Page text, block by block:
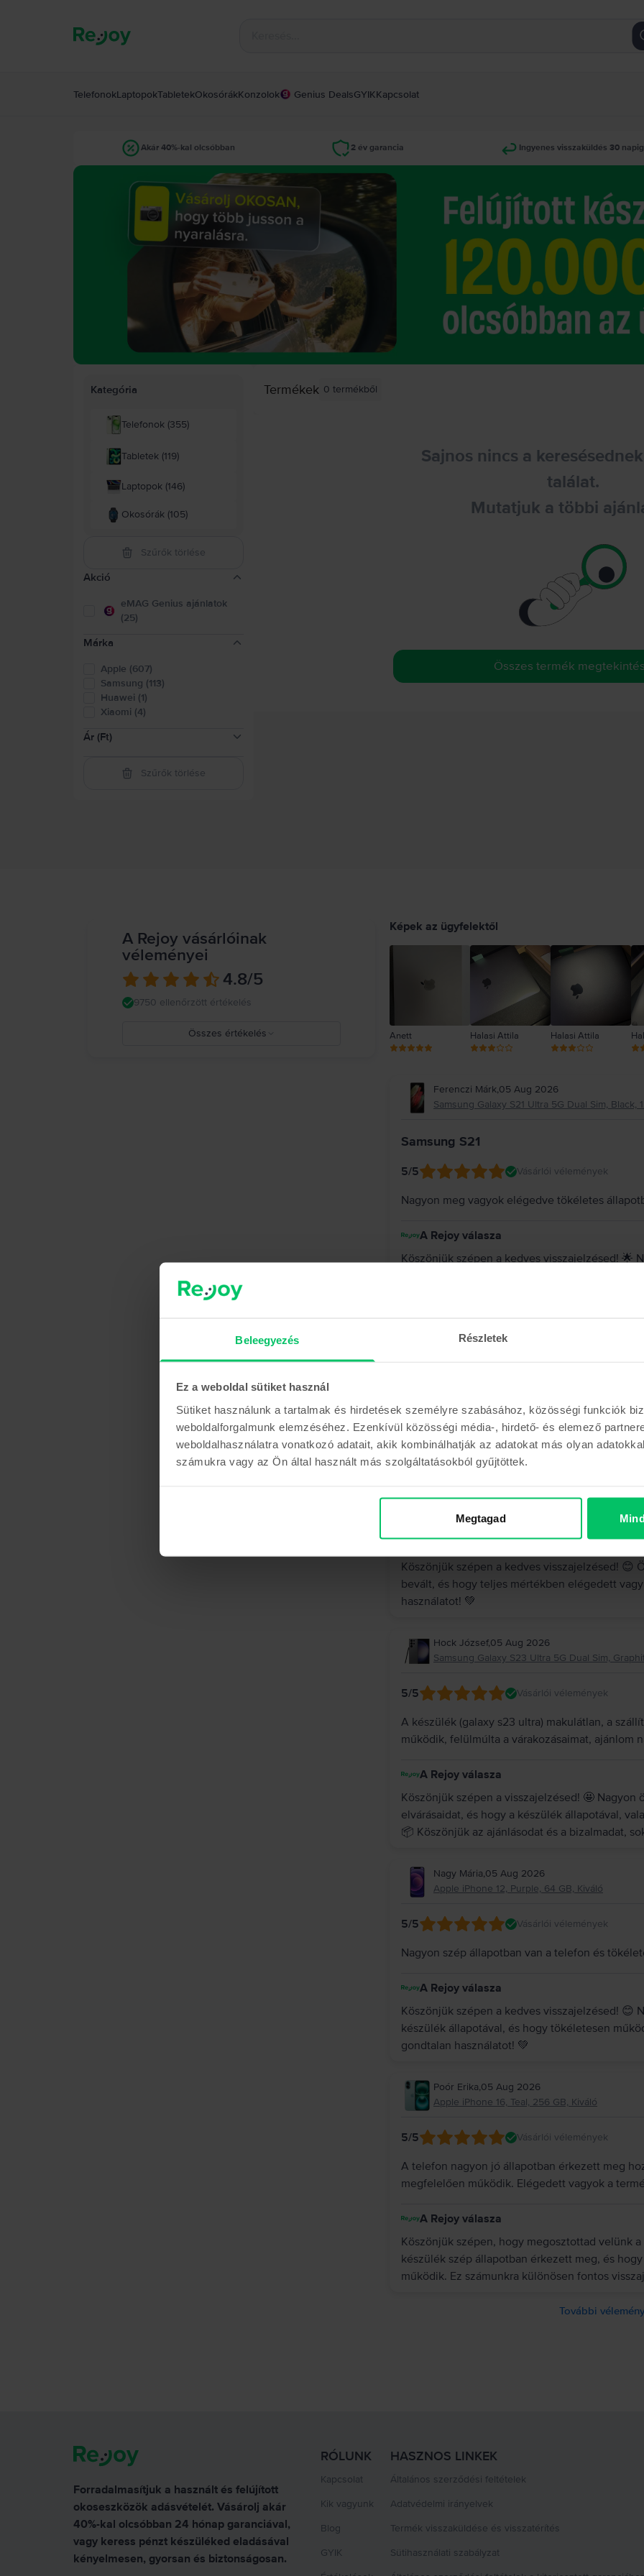
Beleegyezés Részletek
Ez a weboldal sütiket használ
Sütiket használunk a tartalmak és hirdetések személyre szabásához, közösségi funkciók
weboldalforgalmunk elemzéséhez. Ezenkívül közösségi média-, hirdető- és elemező
weboldalhasználatra vonatkozó adatait, akik kombinálhatják az adatokat más olyan
számukra vagy az Ön által használt más szolgáltatásokból gyűjtöttek.
Megtagad
TelefonokLaptopokTabletekOkosórákKonzolok Genius DealsGYIKKapcsolat
Akár 40%-kal olcsóbban 2 év garancia Ingyenes visszaküldés 30 napig
Kategória
Telefonok (355)
Tabletek (119)
Laptopok (146)
Okosórák (105)
Szűrők törlése
Akció
eMAG Genius ajánlatok
(25)
Márka
Apple (607)
Samsung (113)
Huawei (1)
Xiaomi (4)
Ár (Ft)
Szűrők törlése
Termékek 0 termékből
Sajnos nincs a
találat.
Mutatjuk a többi
Összes termék
A Rejoy vásárlóinak
véleményei
4.8/5
9750 ellenőrzött értékelés
Összes értékelés
Képek az ügyfelektől
Anett Halasi Attila Halasi Attila
Ferenczi Márk,05 Aug 2026
Samsung Galaxy S21 Ultra 5G Dual Sim, Black,
Samsung S21
5/5 Vásárlói vélemények
Nagyon meg vagyok elégedve tökéletes
A Rejoy válasza
Köszönjük szépen a kedves visszajelzésed! 🌟
Apple MacBook Air 13″ 2022, M2 8 Cores, 8
Az újszerűt elvitték az orrom elől így a kiválót
rajta, az akkuja 97%-os. Nagyon elégedett
A Rejoy válasza
Köszönjük szépen a kedves visszajelzésed! 😊
bevált, és hogy teljes mértékben elégedett
használatot! 💚
Hock József,05 Aug 2026
Samsung Galaxy S23 Ultra 5G Dual Sim,
5/5 Vásárlói vélemények
A készülék (galaxy s23 ultra) makulátlan, a
működik, felülmúlta a várakozásaimat, ajánlom
A Rejoy válasza
Köszönjük szépen a visszajelzésed! 🤩
elvárásaidat, és hogy a készülék állapotával,
📦 Köszönjük az ajánlásodat és a bizalmadat,
Nagy Mária,05 Aug 2026
Apple iPhone 12, Purple, 64 GB, Kiváló
5/5 Vásárlói vélemények
Nagyon szép állapotban van a telefon és
A Rejoy válasza
Köszönjük szépen a kedves visszajelzésed! 😊
készülék állapotával, és hogy tökéletesen
gondtalan használatot! 💚
Poór Erika,05 Aug 2026
Apple iPhone 16, Teal, 256 GB, Kiváló
5/5 Vásárlói vélemények
A telefon nagyon jó állapotban érkezett meg
megfelelően működik. Elégedett vagyok a
A Rejoy válasza
Köszönjük szépen, hogy megosztottad velünk
készülék szép állapotban érkezett meg, és
működik. Ez számunkra különösen fontos
További
Forradalmasítjuk a használt és felújított
okoseszközök adásvételét. Vásárolj akár
40%-kal olcsóbban 24 hónap garanciával,
vagy keress pénzt készüléked eladásával
kényelmesen, gyorsan és biztonságosan.
RÓLUNK
Kapcsolat
Kik vagyunk
Blog
GYIK
HASZNOS LINKEK
Általános szerződési feltételek
Adatvédelmi irányelvek
Termék visszaküldése és visszatérítés
Sütihasználati szabályzat